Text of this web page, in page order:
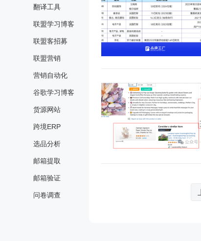
翻译工具
联盟学习博客
联盟客招募
联盟营销
营销自动化
谷歌学习博客
货源网站
跨境ERP
选品分析
邮箱提取
邮箱验证
问卷调查